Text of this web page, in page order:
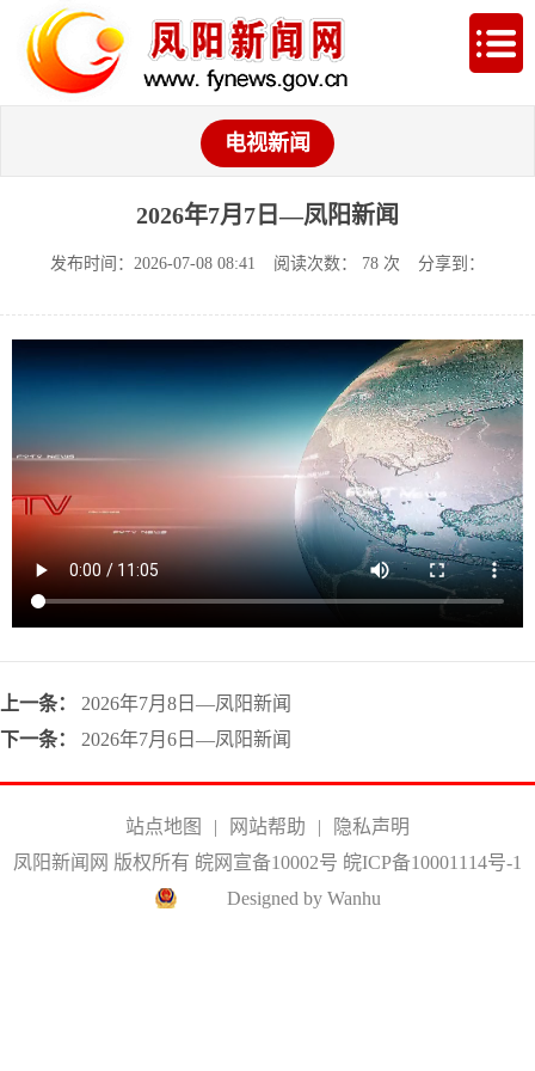
电视新闻
2026年7月7日—凤阳新闻
发布时间：2026-07-08 08:41 阅读次数： 78 次 分享到：
上一条：
2026年7月8日—凤阳新闻
下一条：
2026年7月6日—凤阳新闻
站点地图 | 网站帮助 |
隐私声明
凤阳新闻网 版权所有 皖网宣备10002号 皖ICP备10001114号-1
Designed by Wanhu